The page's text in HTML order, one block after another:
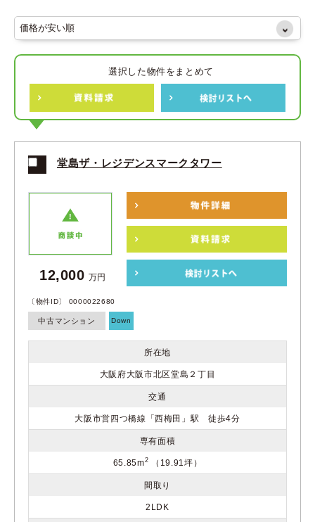
選択した物件をまとめて
堂島ザ・レジデンスマークタワー
〔物件ID〕 0000022680
中古マンション Down
12,000 万円
所在地
大阪府大阪市北区堂島２丁目
交通
大阪市営四つ橋線「西梅田」駅 徒歩4分
専有面積
65.85m2 （19.91坪）
間取り
2LDK